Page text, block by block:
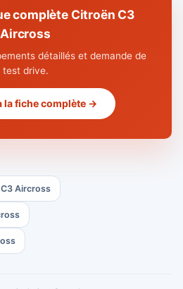
complète Citroën C3
Aircross
détaillés et demande de
test drive.
la fiche complète →
Aircross